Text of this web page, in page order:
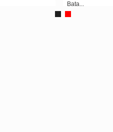
Bata...